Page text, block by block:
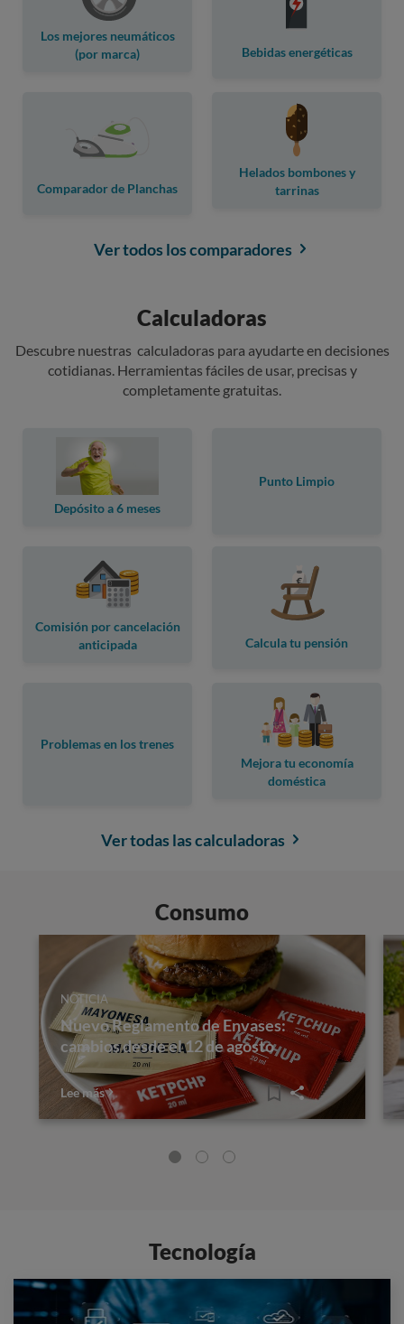
Los mejores neumáticos
(por marca)
Bebidas energéticas
Comparador de Planchas
Helados bombones y
tarrinas
Ver todos los comparadores
Calculadoras
Descubre nuestras calculadoras para ayudarte en decisiones
cotidianas. Herramientas fáciles de usar, precisas y
completamente gratuitas.
Depósito a 6 meses
Punto Limpio
Comisión por cancelación
anticipada
Calcula tu pensión
Problemas en los trenes
Mejora tu economía
doméstica
Ver todas las calculadoras
Consumo
NOTICIA
Nuevo Reglamento de Envases:
cambios desde el 12 de agosto
Lee más
Tecnología